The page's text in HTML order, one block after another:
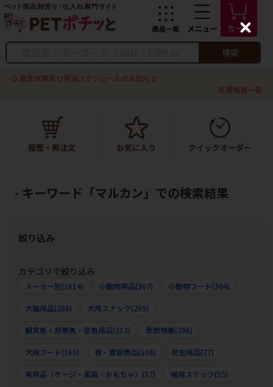
検索
夏季休業及び発送スケジュールのお知らせ
新着情報一覧
キーワード「マルカン」での検索結果
絞り込み
カテゴリで絞り込み
メーカー別(1614) 小動物用品(307) 小動物フード(304)
犬猫用品(288) 犬用スナック(269)
観賞魚・熱帯魚・金魚用品(213) 季節特集(206)
犬用フード(165) 春・夏新商品(106) 昆虫用品(77)
鳥用品（ケージ・巣箱・おもちゃ）(57) 猫用スナック(55)
C
l
s